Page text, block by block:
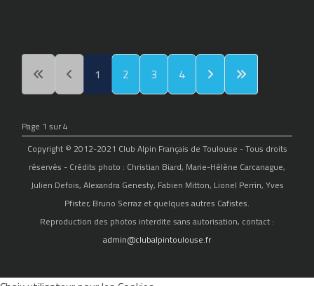
1 2 3 4
Page 1 sur 4
Copyright © 2012-2021 Club Alpin Français de Toulouse - Tous droits
réservés - Crédits photo : Christian Biard, Marie-Hélène Carcanague,
Julien Defois, Alexandra Genesty, Fabien Mitton, Lionel Perrin, Yves
Pfister, Bruno Serraz et quelques autres Cafistes.
Reproduction des photos interdite sans autorisation, contact :
admin@clubalpintoulouse.fr